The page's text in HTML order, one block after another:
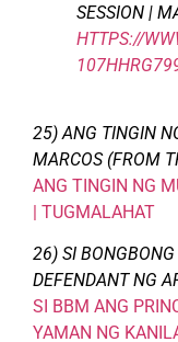
SESSION |
HTTPS://
25) ANG TINGIN
MARCOS (FROM
ANG TINGIN NG
| TUGMALAHAT
26) SI
DEFENDANT NG
SI BBM ANG
YAMAN NG